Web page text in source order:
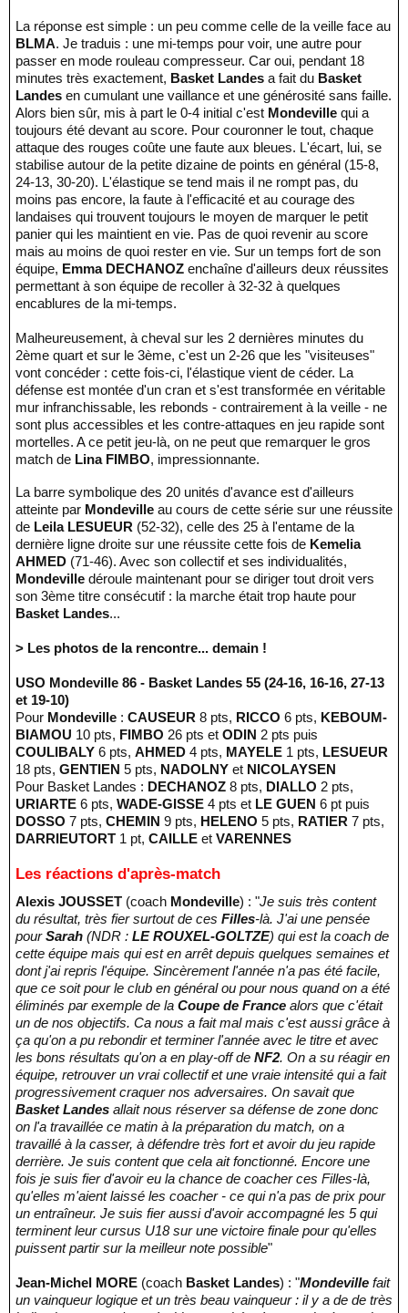
La réponse est simple : un peu comme celle de la veille face au
BLMA. Je traduis : une mi-temps pour voir, une autre pour
passer en mode rouleau compresseur. Car oui, pendant 18
minutes très exactement, Basket Landes a fait du Basket
Landes en cumulant une vaillance et une générosité sans faille.
Alors bien sûr, mis à part le 0-4 initial c'est Mondeville qui a
toujours été devant au score. Pour couronner le tout, chaque
attaque des rouges coûte une faute aux bleues. L'écart, lui, se
stabilise autour de la petite dizaine de points en général (15-8,
24-13, 30-20). L'élastique se tend mais il ne rompt pas, du
moins pas encore, la faute à l'efficacité et au courage des
landaises qui trouvent toujours le moyen de marquer le petit
panier qui les maintient en vie. Pas de quoi revenir au score
mais au moins de quoi rester en vie. Sur un temps fort de son
équipe, Emma DECHANOZ enchaîne d'ailleurs deux réussites
permettant à son équipe de recoller à 32-32 à quelques
encablures de la mi-temps.
Malheureusement, à cheval sur les 2 dernières minutes du
2ème quart et sur le 3ème, c'est un 2-26 que les "visiteuses"
vont concéder : cette fois-ci, l'élastique vient de céder. La
défense est montée d'un cran et s'est transformée en véritable
mur infranchissable, les rebonds - contrairement à la veille - ne
sont plus accessibles et les contre-attaques en jeu rapide sont
mortelles. A ce petit jeu-là, on ne peut que remarquer le gros
match de Lina FIMBO, impressionnante.
La barre symbolique des 20 unités d'avance est d'ailleurs
atteinte par Mondeville au cours de cette série sur une réussite
de Leila LESUEUR (52-32), celle des 25 à l'entame de la
dernière ligne droite sur une réussite cette fois de Kemelia
AHMED (71-46). Avec son collectif et ses individualités,
Mondeville déroule maintenant pour se diriger tout droit vers
son 3ème titre consécutif : la marche était trop haute pour
Basket Landes...
> Les photos de la rencontre... demain !
USO Mondeville 86 - Basket Landes 55 (24-16, 16-16, 27-13
et 19-10)
Pour Mondeville : CAUSEUR 8 pts, RICCO 6 pts, KEBOUM-
BIAMOU 10 pts, FIMBO 26 pts et ODIN 2 pts puis
COULIBALY 6 pts, AHMED 4 pts, MAYELE 1 pts, LESUEUR
18 pts, GENTIEN 5 pts, NADOLNY et NICOLAYSEN
Pour Basket Landes : DECHANOZ 8 pts, DIALLO 2 pts,
URIARTE 6 pts, WADE-GISSE 4 pts et LE GUEN 6 pt puis
DOSSO 7 pts, CHEMIN 9 pts, HELENO 5 pts, RATIER 7 pts,
DARRIEUTORT 1 pt, CAILLE et VARENNES
Les réactions d'après-match
Alexis JOUSSET (coach Mondeville) : "Je suis très content
du résultat, très fier surtout de ces Filles-là. J'ai une pensée
pourSarah (NDR : LE ROUXEL-GOLTZE) qui est la coach de
cette équipe mais qui est en arrêt depuis quelques semaines et
dont j'ai repris l'équipe. Sincèrement l'année n'a pas été facile,
que ce soit pour le club en général ou pour nous quand on a été
éliminés par exemple de la Coupe de France alors que c'était
un de nos objectifs. Ca nous a fait mal mais c'est aussi grâce à
ça qu'on a pu rebondir et terminer l'année avec le titre et avec
les bons résultats qu'on a en play-off de NF2. On a su réagir en
équipe, retrouver un vrai collectif et une vraie intensité qui a fait
progressivement craquer nos adversaires. On savait que
Basket Landes allait nous réserver sa défense de zone donc
on l'a travaillée ce matin à la préparation du match, on a
travaillé à la casser, à défendre très fort et avoir du jeu rapide
derrière. Je suis content que cela ait fonctionné. Encore une
fois je suis fier d'avoir eu la chance de coacher ces Filles-là,
qu'elles m'aient laissé les coacher - ce qui n'a pas de prix pour
un entraîneur. Je suis fier aussi d'avoir accompagné les 5 qui
terminent leur cursus U18 sur une victoire finale pour qu'elles
puissent partir sur la meilleur note possible"
Jean-Michel MORE (coach Basket Landes) : "Mondeville fait
un vainqueur logique et un très beau vainqueur : il y a de de très